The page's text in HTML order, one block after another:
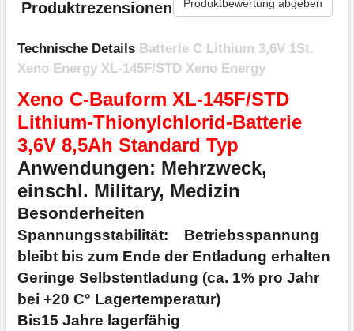
Produktrezensionen Produktbewertung abgeben
Technische Details Batterie C Lithium 3,6V 1St.
Xeno Energy XL-145F/STD Xeno Energy
Xeno C-Bauform XL-145F/STD
Lithium-Thionylchlorid-Batterie
3,6V 8,5Ah Standard Typ
Anwendungen: Mehrzweck,
einschl. Military, Medizin
Besonderheiten
Spannungsstabilität:
Betriebsspannung
bleibt bis zum Ende der Entladung erhalten
Geringe Selbstentladung (ca. 1% pro Jahr
bei +20 C° Lagertemperatur)
Bis15 Jahre lagerfähig